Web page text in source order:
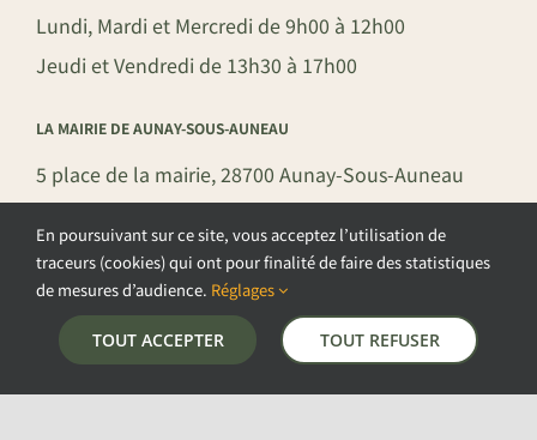
Lundi, Mardi et Mercredi de 9h00 à 12h00
Jeudi et Vendredi de 13h30 à 17h00
LA MAIRIE DE AUNAY-SOUS-AUNEAU
5 place de la mairie, 28700 Aunay-Sous-Auneau
mairie@aunay-sous-auneau.fr
©COPYRIGHT 2026 – COMMUNE DE AUNAY-SOUS-AUNEAU –
POLITIQUE DE CONFIDENTIALITÉ–GESTION DES COOKIES–
En poursuivant sur ce site, vous acceptez l’utilisation de
traceurs (cookies) qui ont pour finalité de faire des statistiques
de mesures d’audience. Réglages
TOUT ACCEPTER TOUT REFUSER